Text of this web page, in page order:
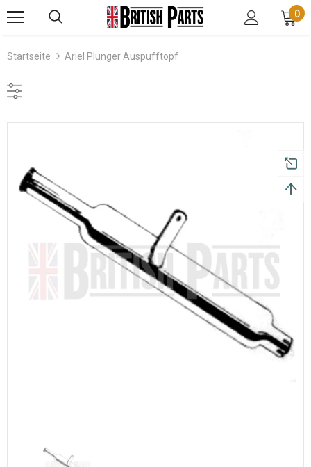
0
Startseite Ariel Plunger Auspufftopf